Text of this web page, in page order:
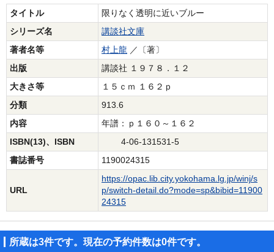
タイトル
限りなく透明に近いブルー
シリーズ名
講談社文庫
著者名等
村上龍 ／〔著〕
出版
講談社 １９７８．１２
大きさ等
１５ｃｍ １６２ｐ
分類
913.6
内容
年譜：ｐ１６０～１６２
ISBN(13)、ISBN
4-06-131531-5
書誌番号
1190024315
URL
https://opac.lib.city.yokohama.lg.jp/winj/s
p/switch-detail.do?mode=sp&bibid=11900
24315
所蔵は3件です。現在の予約件数は0件です。